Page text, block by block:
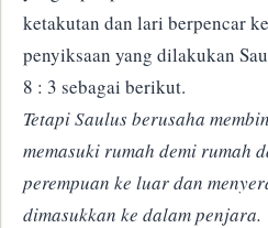
ketakutan dan lari berpencar
penyiksaan yang dilakukan
8 : 3 sebagai berikut.
Tetapi Saulus berusaha
memasuki rumah demi rumah
perempuan ke luar dan
dimasukkan ke dalam penjara.